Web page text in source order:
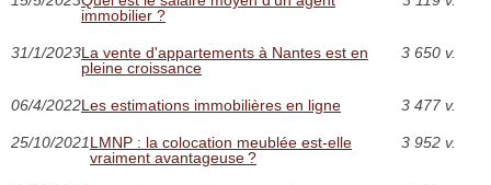
immobilier ?
31/1/2023La vente d'appartements à Nantes est en
pleine croissance
3 650 v.
06/4/2022Les estimations immobilières en ligne 3 477 v.
25/10/2021LMNP : la colocation meublée est-elle
vraiment avantageuse ?
3 952 v.